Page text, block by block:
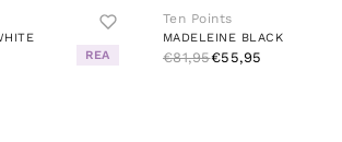
REA
Ten Points
MADELEINE BLACK
€81,95€55,95